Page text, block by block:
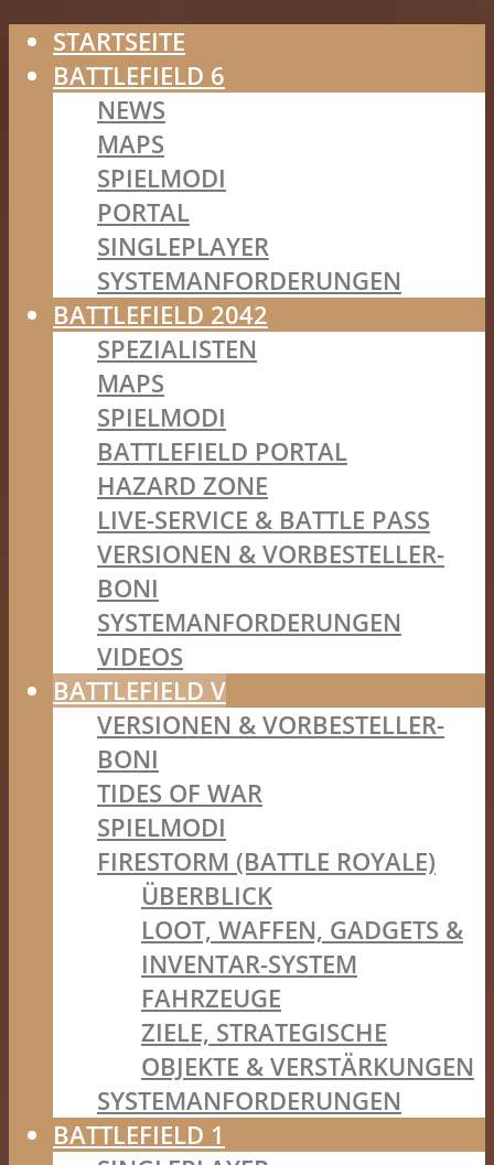
STARTSEITE
BATTLEFIELD 6
NEWS
MAPS
SPIELMODI
PORTAL
SINGLEPLAYER
SYSTEMANFORDERUNGEN
BATTLEFIELD 2042
SPEZIALISTEN
MAPS
SPIELMODI
BATTLEFIELD PORTAL
HAZARD ZONE
LIVE-SERVICE & BATTLE PASS
VERSIONEN & VORBESTELLER-
BONI
SYSTEMANFORDERUNGEN
VIDEOS
BATTLEFIELD V
VERSIONEN & VORBESTELLER-
BONI
TIDES OF WAR
SPIELMODI
FIRESTORM (BATTLE ROYALE)
ÜBERBLICK
LOOT, WAFFEN, GADGETS &
INVENTAR-SYSTEM
FAHRZEUGE
ZIELE, STRATEGISCHE
OBJEKTE & VERSTÄRKUNGEN
SYSTEMANFORDERUNGEN
BATTLEFIELD 1